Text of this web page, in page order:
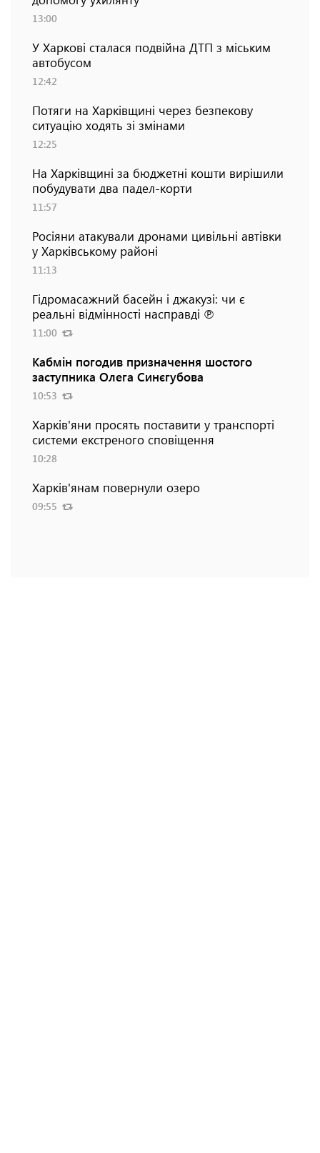
13:00
У Харкові сталася подвійна ДТП з міським
автобусом
12:42
Потяги на Харківщині через безпекову
ситуацію ходять зі змінами
12:25
На Харківщині за бюджетні кошти вирішили
побудувати два падел-корти
11:57
Росіяни атакували дронами цивільні автівки
у Харківському районі
11:13
Гідромасажний басейн і джакузі: чи є
реальні відмінності насправді ℗
11:00
Кабмін погодив призначення шостого
заступника Олега Синєгубова
10:53
Харків'яни просять поставити у транспорті
системи екстреного сповіщення
10:28
Харків'янам повернули озеро
09:55